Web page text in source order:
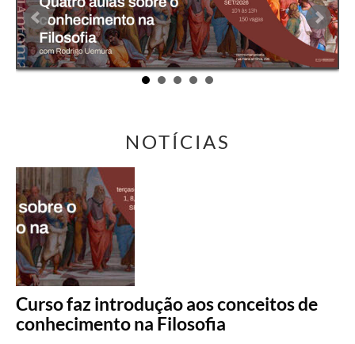
NOTÍCIAS
Curso faz introdução aos conceitos de
conhecimento na Filosofia